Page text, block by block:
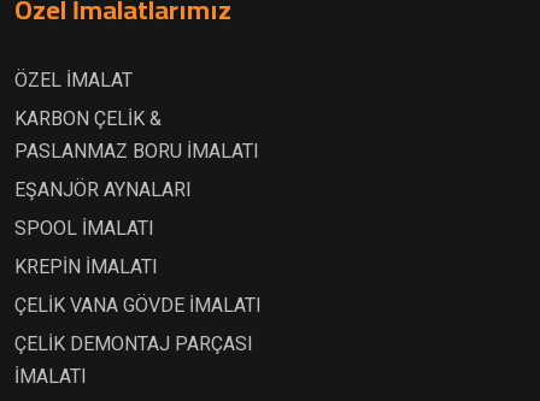
ÖZEL İMALAT
KARBON ÇELİK &
PASLANMAZ BORU İMALATI
EŞANJÖR AYNALARI
SPOOL İMALATI
KREPİN İMALATI
ÇELİK VANA GÖVDE İMALATI
ÇELİK DEMONTAJ PARÇASI
İMALATI